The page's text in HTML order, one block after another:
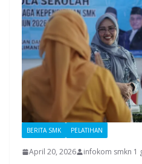
BERITA SMK PELATIHAN
April 20, 2026 infokom smkn 1